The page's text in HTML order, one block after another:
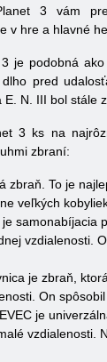
3 vám
v hre a hlavné
je podobná
pred
N. III bol stále
3 ks na
zbraní:
zbraň. To je
veľkých
je samonabíjacia
vzdialenosti.
je zbraň,
On spôsobil
je
vzdialenosti.